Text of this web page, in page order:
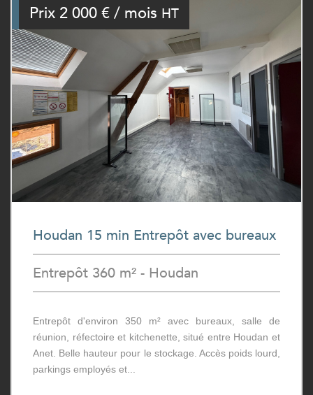
Prix 2 000 € / mois HT
Houdan 15 min Entrepôt avec bureaux
Entrepôt 360 m² - Houdan
Entrepôt d'environ 350 m² avec bureaux, salle de
réunion, réfectoire et kitchenette, situé entre Houdan et
Anet. Belle hauteur pour le stockage. Accès poids lourd,
parkings employés et...